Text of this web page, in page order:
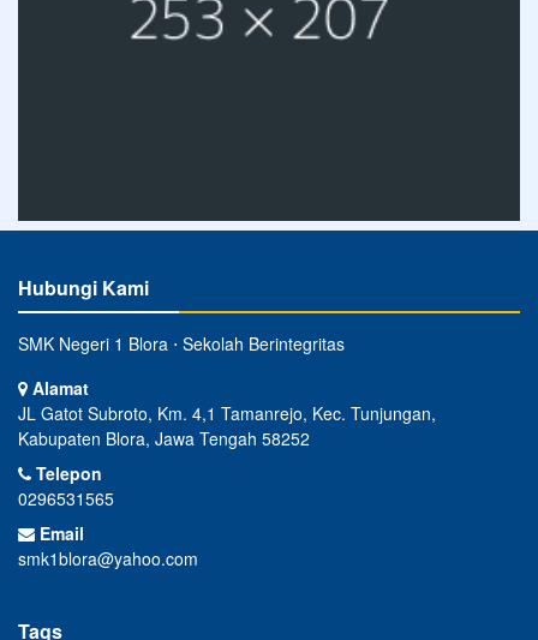
Hubungi Kami
SMK Negeri 1 Blora ⋅ Sekolah Berintegritas
Alamat
JL Gatot Subroto, Km. 4,1 Tamanrejo, Kec. Tunjungan,
Kabupaten Blora, Jawa Tengah 58252
Telepon
0296531565
Email
smk1blora@yahoo.com
Tags